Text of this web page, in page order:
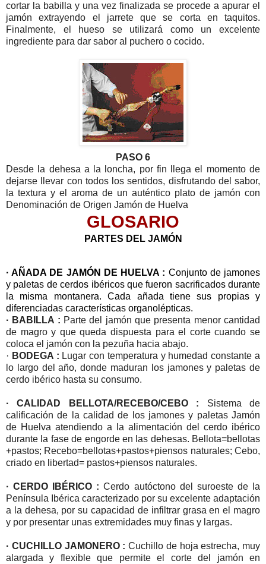
cortar la babilla y una vez finalizada se procede a apurar el
jamón extrayendo el jarrete que se corta en taquitos.
Finalmente, el hueso se utilizará como un excelente
ingrediente para dar sabor al puchero o cocido.
PASO 6
Desde la dehesa a la loncha, por fin llega el momento de
dejarse llevar con todos los sentidos, disfrutando del sabor,
la textura y el aroma de un auténtico plato de jamón con
Denominación de Origen Jamón de Huelva
GLOSARIO
PARTES DEL JAMÓN
· AÑADA DE JAMÓN DE HUELVA : Conjunto de jamones
y paletas de cerdos ibéricos que fueron sacrificados durante
la misma montanera. Cada añada tiene sus propias y
diferenciadas características organolépticas.
· BABILLA : Parte del jamón que presenta menor cantidad
de magro y que queda dispuesta para el corte cuando se
coloca el jamón con la pezuña hacia abajo.
· BODEGA : Lugar con temperatura y humedad constante a
lo largo del año, donde maduran los jamones y paletas de
cerdo ibérico hasta su consumo.
· CALIDAD BELLOTA/RECEBO/CEBO : Sistema de
calificación de la calidad de los jamones y paletas Jamón
de Huelva atendiendo a la alimentación del cerdo ibérico
durante la fase de engorde en las dehesas. Bellota=bellotas
+pastos; Recebo=bellotas+pastos+piensos naturales; Cebo,
criado en libertad= pastos+piensos naturales.
· CERDO IBÉRICO : Cerdo autóctono del suroeste de la
Península Ibérica caracterizado por su excelente adaptación
a la dehesa, por su capacidad de infiltrar grasa en el magro
y por presentar unas extremidades muy finas y largas.
· CUCHILLO JAMONERO : Cuchillo de hoja estrecha, muy
alargada y flexible que permite el corte del jamón en